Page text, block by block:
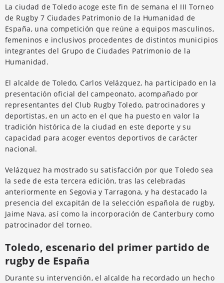
La ciudad de Toledo acoge este fin de semana el III Torneo
de Rugby 7 Ciudades Patrimonio de la Humanidad de
España, una competición que reúne a equipos masculinos,
femeninos e inclusivos procedentes de distintos municipios
integrantes del Grupo de Ciudades Patrimonio de la
Humanidad.
El alcalde de Toledo, Carlos Velázquez, ha participado en la
presentación oficial del campeonato, acompañado por
representantes del Club Rugby Toledo, patrocinadores y
deportistas, en un acto en el que ha puesto en valor la
tradición histórica de la ciudad en este deporte y su
capacidad para acoger eventos deportivos de carácter
nacional.
Velázquez ha mostrado su satisfacción por que Toledo sea
la sede de esta tercera edición, tras las celebradas
anteriormente en Segovia y Tarragona, y ha destacado la
presencia del excapitán de la selección española de rugby,
Jaime Nava, así como la incorporación de Canterbury como
patrocinador del torneo.
Toledo, escenario del primer partido de
rugby de España
Durante su intervención, el alcalde ha recordado un hecho